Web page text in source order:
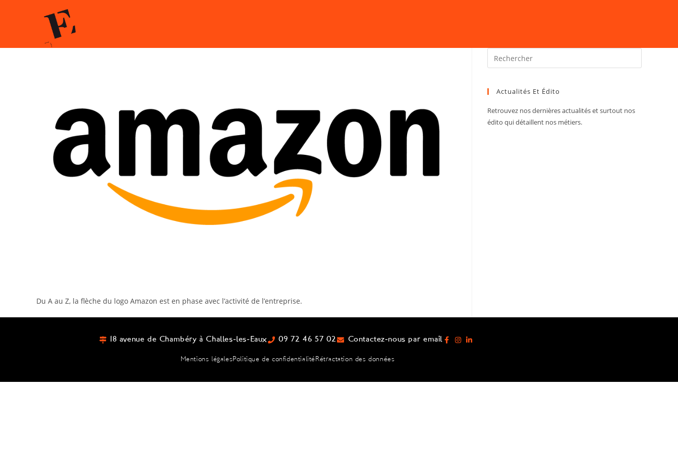
Du A au Z, la flèche du logo Amazon est en phase avec l’activité de l’entreprise.
Actualités Et Édito
Retrouvez nos dernières actualités et surtout nos
édito qui détaillent nos métiers.
18 avenue de Chambéry à Challes-les-Eaux 09 72 46 57 02 Contactez-nous par email
Mentions légalesPolitique de confidentialitéRétractation des données